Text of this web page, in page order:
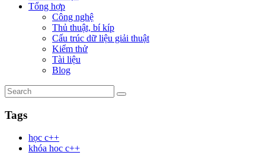
Tổng hợp
Công nghệ
Thủ thuật, bí kíp
Cấu trúc dữ liệu giải thuật
Kiểm thử
Tài liệu
Blog
Tags
học c++
khóa hoc c++